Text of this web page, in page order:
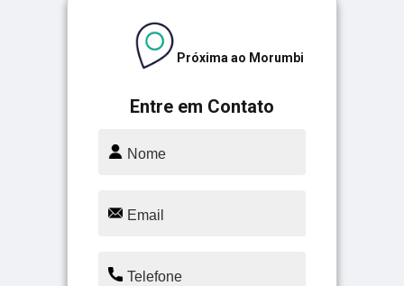
Entre em Contato
Próxima ao Morumbi